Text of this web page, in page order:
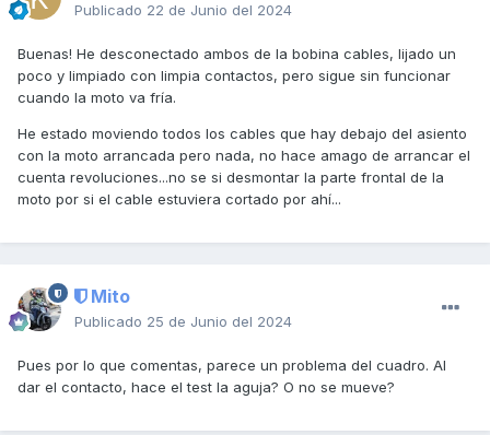
Publicado 22 de Junio del 2024
Buenas! He desconectado ambos de la bobina cables, lijado un
poco y limpiado con limpia contactos, pero sigue sin funcionar
cuando la moto va fría.
He estado moviendo todos los cables que hay debajo del asiento
con la moto arrancada pero nada, no hace amago de arrancar el
cuenta revoluciones...no se si desmontar la parte frontal de la
moto por si el cable estuviera cortado por ahí...
Mito
Publicado 25 de Junio del 2024
Pues por lo que comentas, parece un problema del cuadro. Al
dar el contacto, hace el test la aguja? O no se mueve?